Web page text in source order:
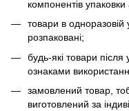
компонентів
товари в
розпаковані;
будь-які товари
ознаками
замовлений товар,
виготовлений за